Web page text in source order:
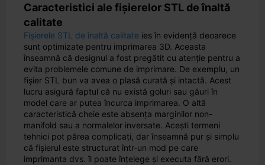
Caracteristici ale fișierelor STL de înaltă
calitate
Fișierele STL de înaltă calitate ies în evidență deoarece
sunt optimizate pentru imprimarea 3D. Aceasta
înseamnă că designul a fost pregătit cu atenție pentru a
evita problemele comune de imprimare. De exemplu, un
fișier STL bun va avea o plasă curată și intactă. Acest
lucru asigură faptul că nu există goluri sau găuri în
model care ar putea încurca imprimarea. O altă
caracteristică cheie este absența marginilor non-
manifold sau a normalelor inversate. Acești termeni
tehnici pot părea complicați, dar înseamnă pur și simplu
că fișierul este structurat într-un mod pe care
imprimanta dvs. îl poate înțelege și executa fără erori.